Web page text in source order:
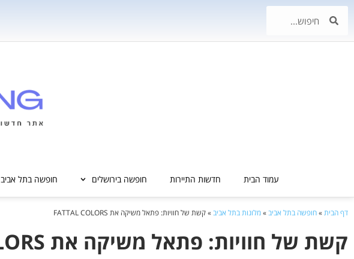
עמוד הבית חדשות התיירות חופשה בירושלים חופשה בתל אביב
דף הבית»חופשה בתל אביב»מלונות בתל אביב»קשת של חוויות: פתאל משיקה את FATTAL COLORS
קשת של חוויות: פתאל משיקה את FATTAL COLORS